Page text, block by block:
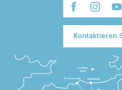
Kontaktieren
Londres
3h30
Newhaven
Portsmouth